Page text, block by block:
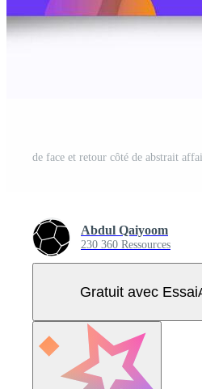
Abdul Qaiyoom
230 360 Ressources
Gratuit avec Essai